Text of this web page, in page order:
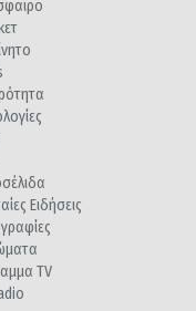
Ειδήσεις
TV